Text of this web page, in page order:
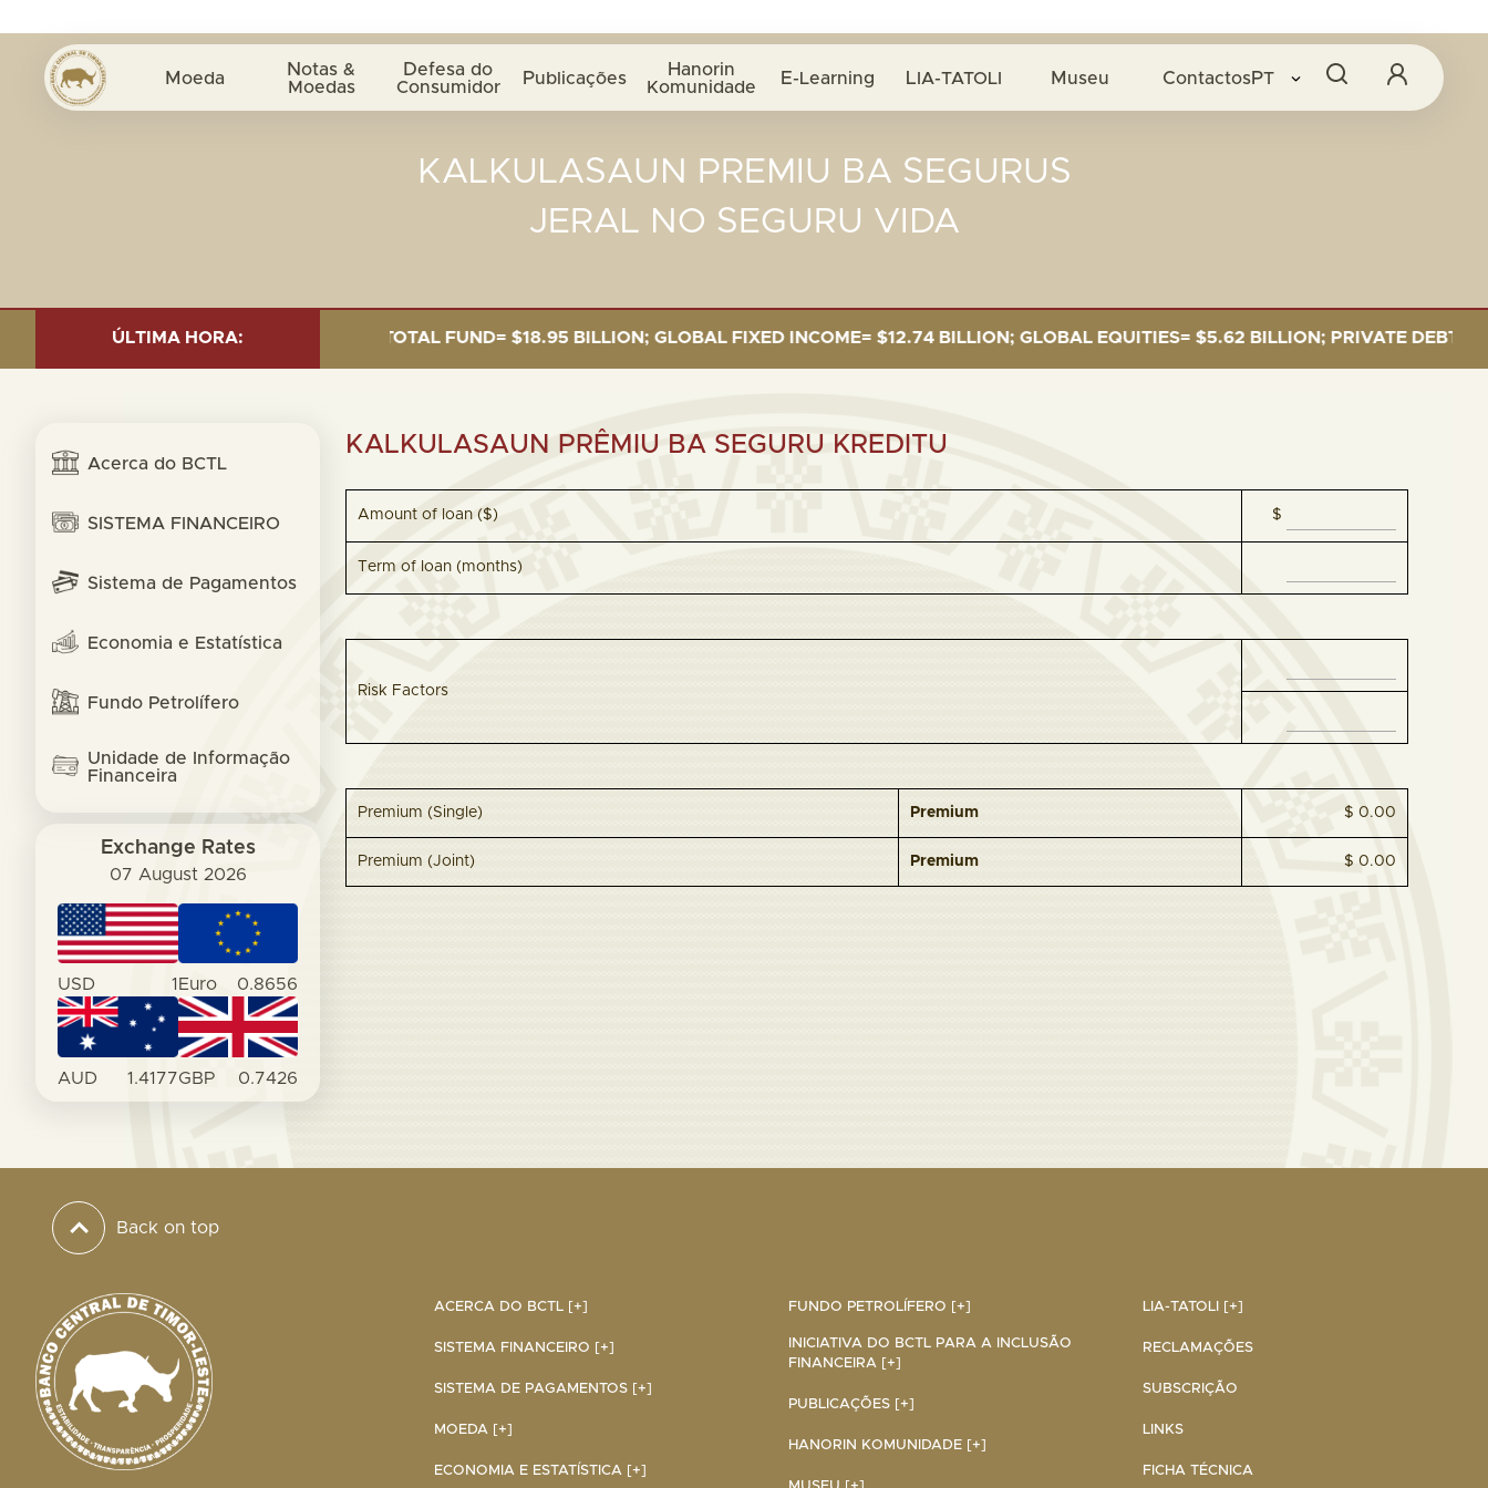
Moeda Notas &
Moedas
Defesa do
Consumidor Publicações Hanorin
Komunidade E-Learning LIA-TATOLI Museu Contactos PT
KALKULASAUN PREMIU BA SEGURUS
JERAL NO SEGURU VIDA
ÚLTIMA HORA:
INVESTMENT AS OF 30 SEP. 2025: TOTAL FUND= $18.95 BILLION; GLOBAL FIXED INCOME= $12.74 BILLION; GLOBAL EQUITIES= $5.62 BILLION; PRIVATE DEBT= $589
Acerca do BCTL
SISTEMA FINANCEIRO
Sistema de Pagamentos
Economia e Estatística
Fundo Petrolífero
Unidade de Informação
Financeira
Exchange Rates
07 August 2026
USD 1 Euro 0.8656
AUD 1.4177GBP 0.7426
KALKULASAUN PRÊMIU BA SEGURU KREDITU
Amount of loan ($) $
Term of loan (months)
Risk Factors
Premium (Single) Premium $ 0.00
Premium (Joint) Premium $ 0.00
Back on top
ACERCA DO BCTL [+]
SISTEMA FINANCEIRO [+]
SISTEMA DE PAGAMENTOS [+]
MOEDA [+]
ECONOMIA E ESTATÍSTICA [+]
FUNDO PETROLÍFERO [+]
INICIATIVA DO BCTL PARA A INCLUSÃO
FINANCEIRA [+]
PUBLICAÇÕES [+]
HANORIN KOMUNIDADE [+]
LIA-TATOLI [+]
RECLAMAÇÕES
SUBSCRIÇÃO
LINKS
FICHA TÉCNICA